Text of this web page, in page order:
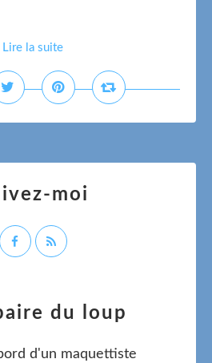
Lire la suite
du loup
d'un maquettiste
moi